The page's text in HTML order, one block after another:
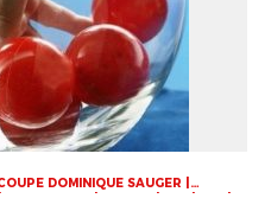
DOMINIQUE SAUGER |
LIGUE | JEUNES | U14 | U15 |